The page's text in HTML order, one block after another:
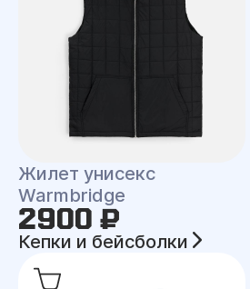
Жилет унисекс
Warmbridge
2900 ₽
Кепки и бейсболки